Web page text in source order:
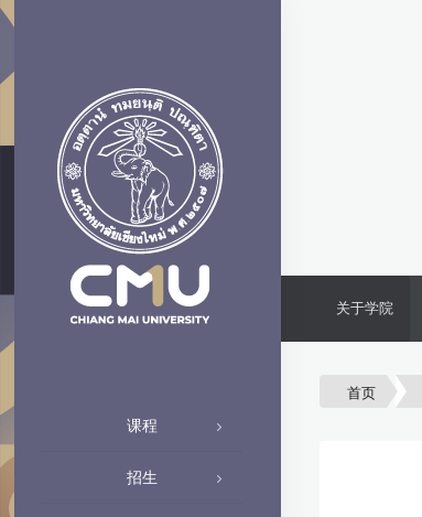
课程
招生
关于学院
首页